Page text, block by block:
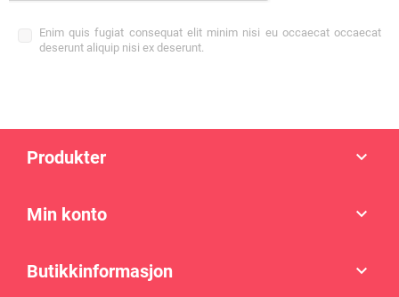
Enim quis fugiat consequat elit minim nisi eu occaecat occaecat
deserunt aliquip nisi ex deserunt.
Produkter 
Min konto 
Butikkinformasjon 